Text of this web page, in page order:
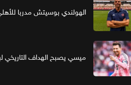
الهولندي بوسيتش مدربا
ميسي يصبح الهداف التاريخي